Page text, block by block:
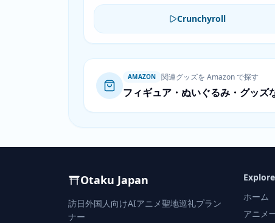
Crunchyroll
AMAZON 関連グッズを Amazon で探す
フィギュア・ぬいぐるみ・グッズ
Otaku Japan
訪日外国人向けAIアニメ聖地巡礼プラン
ナー
Explore
ホーム
アニメ